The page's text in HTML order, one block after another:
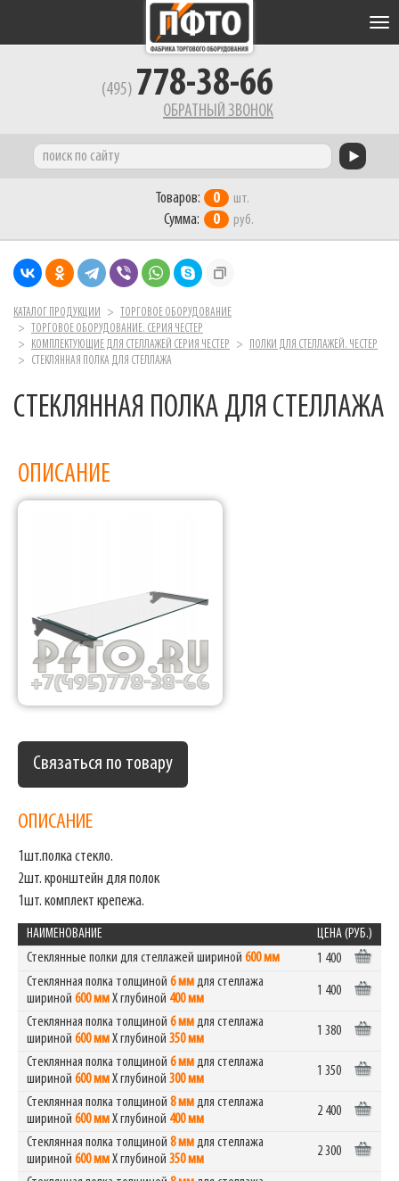
(495) 778-38-66
ОБРАТНЫЙ ЗВОНОК
Товаров: 0 шт.
Сумма: 0 руб.
КАТАЛОГ ПРОДУКЦИИ
ТОРГОВОЕ ОБОРУДОВАНИЕ
ТОРГОВОЕ ОБОРУДОВАНИЕ. СЕРИЯ ЧЕСТЕР
КОМПЛЕКТУЮЩИЕ ДЛЯ СТЕЛЛАЖЕЙ СЕРИЯ ЧЕСТЕР
ПОЛКИ ДЛЯ СТЕЛЛАЖЕЙ. ЧЕСТЕР
СТЕКЛЯННАЯ ПОЛКА ДЛЯ СТЕЛЛАЖА
СТЕКЛЯННАЯ ПОЛКА ДЛЯ СТЕЛЛАЖА
ОПИСАНИЕ
Связаться по товару
ОПИСАНИЕ
1шт.полка стекло.
2шт. кронштейн для полок
1шт. комплект крепежа.
НАИМЕНОВАНИЕ
ЦЕНА (РУБ.)
Стеклянные полки для стеллажей шириной 600 мм
1 400
Стеклянная полка толщиной 6 ммдля стеллажа
шириной 600 ммХ глубиной 400 мм
1 400
Стеклянная полка толщиной 6 ммдля стеллажа
шириной 600 ммХ глубиной 350 мм
1 380
Стеклянная полка толщиной 6 ммдля стеллажа
шириной 600 ммХ глубиной 300 мм
1 350
Стеклянная полка толщиной 8 ммдля стеллажа
шириной 600 ммХ глубиной 400 мм
2 400
Стеклянная полка толщиной 8 ммдля стеллажа
шириной 600 ммХ глубиной 350 мм
2 300